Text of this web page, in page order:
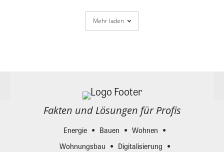
Mehr laden
Fakten und Lösungen für Profis
Energie Bauen
Wohnen
Wohnungsbau
Digitalisierung